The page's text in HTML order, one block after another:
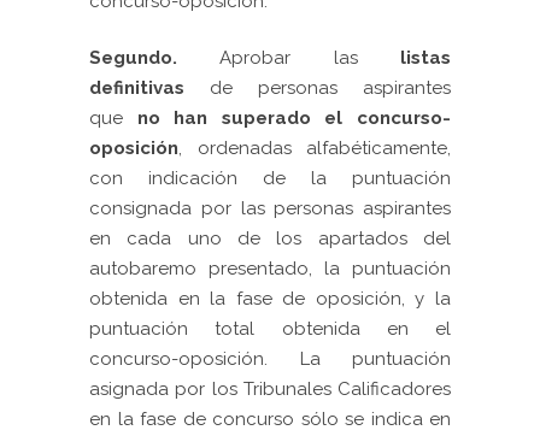
Segundo. Aprobar las listas
definitivas de personas aspirantes
que no han superado el concurso-
oposición, ordenadas alfabéticamente,
con indicación de la puntuación
consignada por las personas aspirantes
en cada uno de los apartados del
autobaremo presentado, la puntuación
obtenida en la fase de oposición, y la
puntuación total obtenida en el
concurso-oposición. La puntuación
asignada por los Tribunales Calificadores
en la fase de concurso sólo se indica en